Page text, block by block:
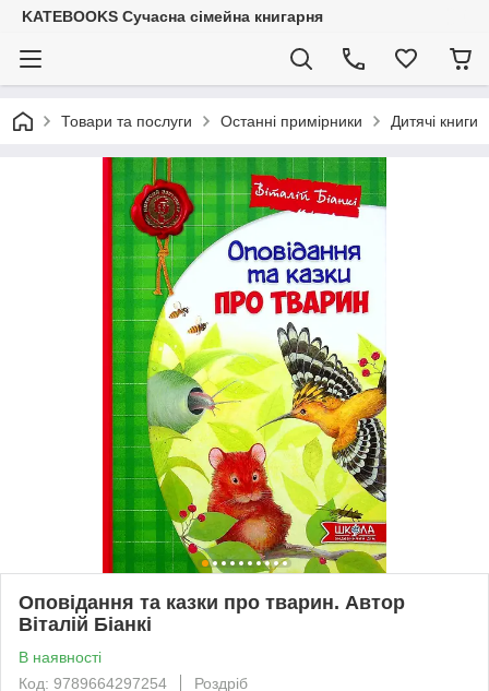
KATEBOOKS Сучасна сімейна книгарня
Товари та послуги Останні примірники Дитячі книги
Оповідання та казки про тварин. Автор
Віталій Біанкі
В наявності
Код: 9789664297254
Роздріб